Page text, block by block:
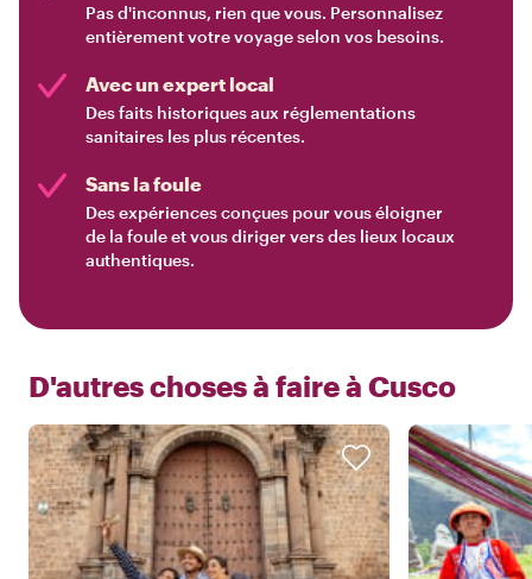
Pas d'inconnus, rien que vous. Personnalisez
entièrement votre voyage selon vos besoins.
Avec un expert local
Des faits historiques aux réglementations
sanitaires les plus récentes.
Sans la foule
Des expériences conçues pour vous éloigner
de la foule et vous diriger vers des lieux locaux
authentiques.
D'autres choses à faire à Cusco